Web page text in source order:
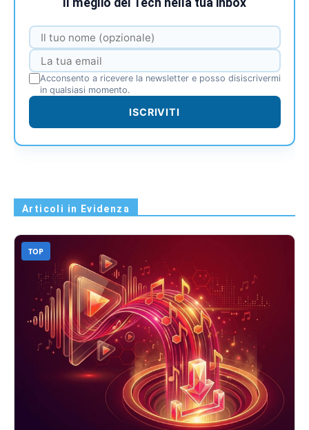
Il meglio del Tech nella tua inbox
Acconsento a ricevere la newsletter e posso disiscrivermi
in qualsiasi momento.
ISCRIVITI
Articoli in Evidenza
TOP